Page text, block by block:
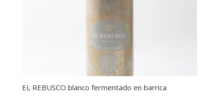
EL REBUSCO blanco fermentado en barrica